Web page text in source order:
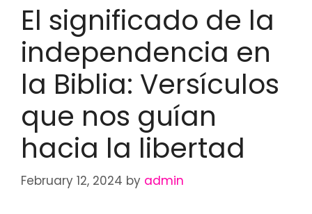
El significado de la
independencia en
la Biblia: Versículos
que nos guían
hacia la libertad
February 12, 2024 by admin